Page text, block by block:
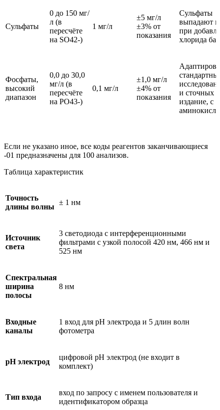
Сульфаты
0 до 150 мг/
л (в
пересчёте
на SO42-)
1 мг/л
±5 мг/л
±3% от
показания
Сульфаты
выпадают в
при
хлорида
Фосфаты,
высокий
диапазон
0,0 до 30,0
мг/л (в
пересчёте
на PO43-)
0,1 мг/л
±1,0 мг/л
±4% от
показания
и сточных
издание, с
Если не указано иное, все коды реагентов заканчивающиеся
-01 предназначены для 100 анализов.
Таблица характеристик
Точность
длины волны
± 1 нм
Источник
света
3 светодиода с интерференционными
фильтрами с узкой полосой 420 нм, 466 нм и
525 нм
Спектральная
ширина
полосы
8 нм
Входные
каналы
1 вход для pH электрода и 5 длин волн
фотометра
pH электрод
цифровой рН электрод (не входит в
комплект)
Тип входа
вход по запросу с именем пользователя и
идентификатором образца